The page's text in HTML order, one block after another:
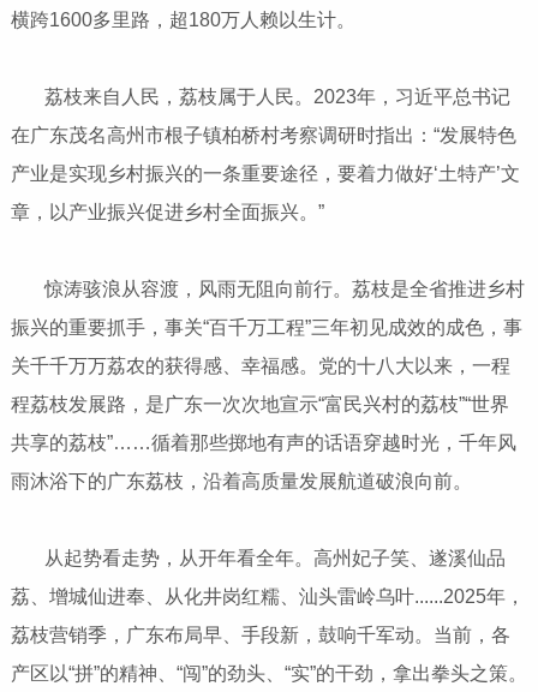
横跨1600多里路，超180万人赖以生计。
荔枝来自人民，荔枝属于人民。2023年，习近平总书记
在广东茂名高州市根子镇柏桥村考察调研时指出：“发展特色
产业是实现乡村振兴的一条重要途径，要着力做好‘土特产’文
章，以产业振兴促进乡村全面振兴。”
惊涛骇浪从容渡，风雨无阻向前行。荔枝是全省推进乡村
振兴的重要抓手，事关“百千万工程”三年初见成效的成色，事
关千千万万荔农的获得感、幸福感。党的十八大以来，一程
程荔枝发展路，是广东一次次地宣示“富民兴村的荔枝”“世界
共享的荔枝”……循着那些掷地有声的话语穿越时光，千年风
雨沐浴下的广东荔枝，沿着高质量发展航道破浪向前。
从起势看走势，从开年看全年。高州妃子笑、遂溪仙品
荔、增城仙进奉、从化井岗红糯、汕头雷岭乌叶......2025年，
荔枝营销季，广东布局早、手段新，鼓响千军动。当前，各
产区以“拼”的精神、“闯”的劲头、“实”的干劲，拿出拳头之策。